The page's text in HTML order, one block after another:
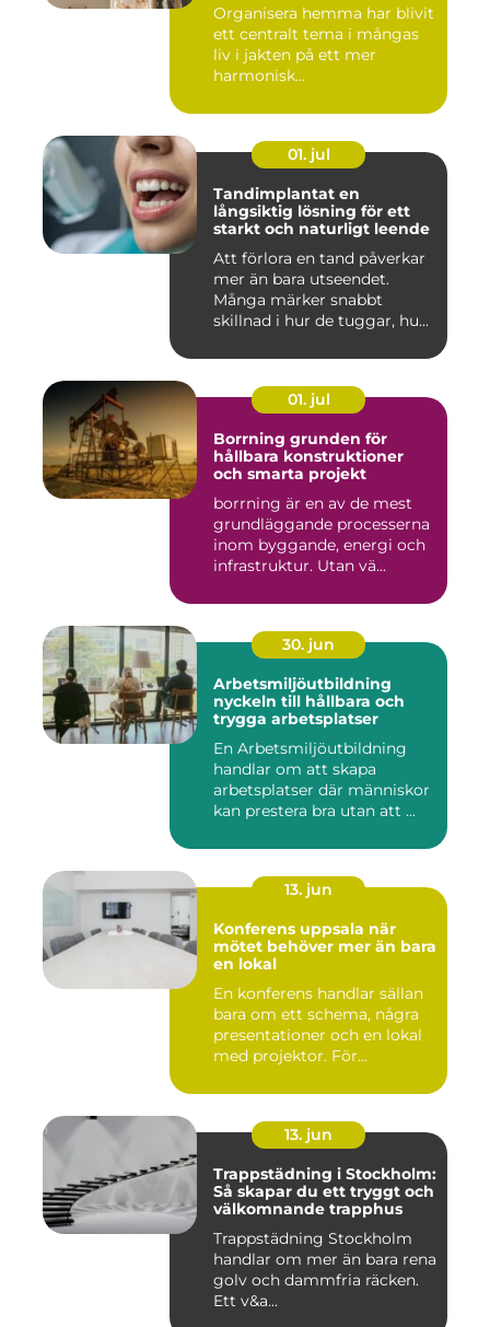
Organisera hemma har blivit
ett centralt tema i mångas
liv i jakten på ett mer
harmonisk...
01. jul
Tandimplantat en
långsiktig lösning för ett
starkt och naturligt leende
Att förlora en tand påverkar
mer än bara utseendet.
Många märker snabbt
skillnad i hur de tuggar, hu...
01. jul
Borrning grunden för
hållbara konstruktioner
och smarta projekt
borrning är en av de mest
grundläggande processerna
inom byggande, energi och
infrastruktur. Utan vä...
30. jun
Arbetsmiljöutbildning
nyckeln till hållbara och
trygga arbetsplatser
En Arbetsmiljöutbildning
handlar om att skapa
arbetsplatser där människor
kan prestera bra utan att ...
13. jun
Konferens uppsala när
mötet behöver mer än bara
en lokal
En konferens handlar sällan
bara om ett schema, några
presentationer och en lokal
med projektor. För...
13. jun
Trappstädning i Stockholm:
Så skapar du ett tryggt och
välkomnande trapphus
Trappstädning Stockholm
handlar om mer än bara rena
golv och dammfria räcken.
Ett v&a...